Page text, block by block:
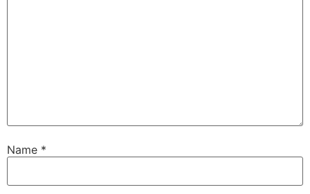
Name *